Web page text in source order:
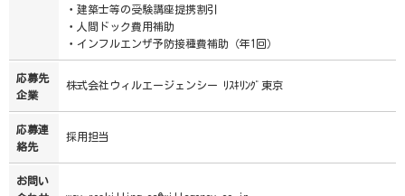
・建築士等の受験講座提携割引
・人間ドック費用補助
・インフルエンザ予防接種費補助（年1回）
応募先
企業
株式会社ウィルエージェンシー ﾘｽｷﾘﾝｸﾞ東京
応募連
絡先
採用担当
お問い